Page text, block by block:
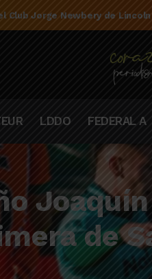
de la campaña de El
LDDO FEDERAL A
de